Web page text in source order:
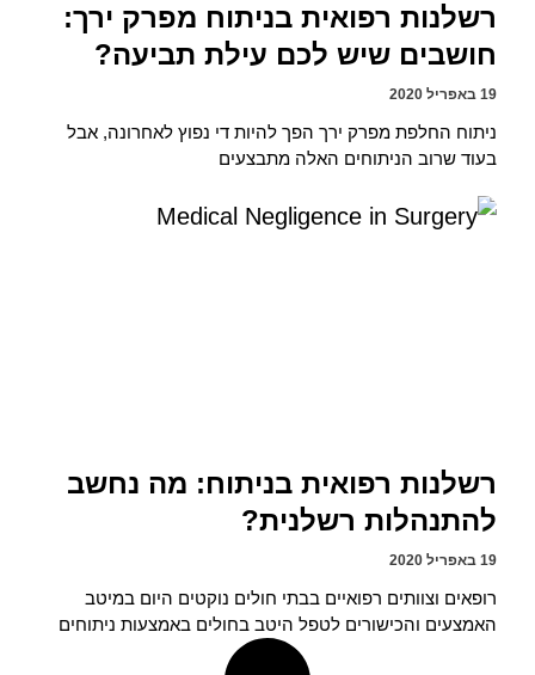
רשלנות רפואית בניתוח מפרק ירך:
חושבים שיש לכם עילת תביעה?
19 באפריל 2020
ניתוח החלפת מפרק ירך הפך להיות די נפוץ לאחרונה, אבל
בעוד שרוב הניתוחים האלה מתבצעים
רשלנות רפואית בניתוח: מה נחשב
להתנהלות רשלנית?
19 באפריל 2020
רופאים וצוותים רפואיים בבתי חולים נוקטים היום במיטב
האמצעים והכישורים לטפל היטב בחולים באמצעות ניתוחים